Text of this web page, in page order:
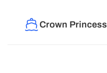
Crown Princess